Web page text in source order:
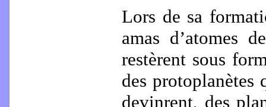
Lors de sa
amas d’atomes
restèrent sous
des
devinrent, des